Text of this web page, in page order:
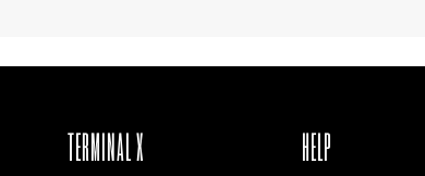
TERMINAL X HELP